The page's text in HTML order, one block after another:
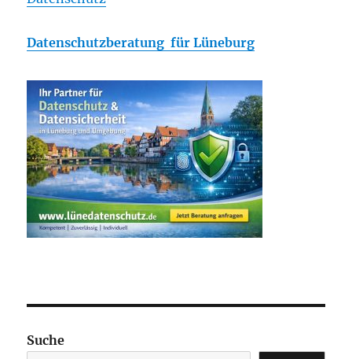
Datenschutzberatung für Lüneburg
Suche